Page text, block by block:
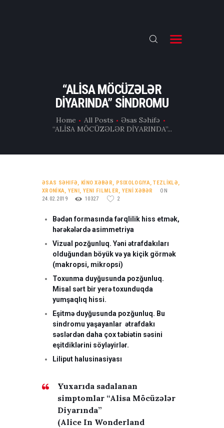
“ALİSA MÖCÜZƏLƏR
DİYARINDA” SİNDROMU
Home All Posts
Əsas Səhifə
“ALİSA MÖCÜZƏLƏR DİYARINDA”...
TƏHSİL
E-CAST
FLIX
KİNO VLOG
ƏSAS SƏHIFƏ, KİNO XƏBƏR, PSIXOLOGIYA,TEZLİKLƏ,
XRONİKA, YENI, YENI FILMLER, YENİ XƏBƏR
ON
24.02.2019
10327 2
Bədən formasında fərqlilik hiss etmək,
hərəkələrdə asimmetriya
Vizual pozğunluq. Yəni ətrafdakıları
olduğundan böyük və ya kiçik görmək
(makropsi, mikropsi)
Toxunma duyğusunda pozğunluq.
Misal sərt bir yerə toxunduqda
yumşaqlıq hissi.
Eşitmə duyğusunda pozğunluq. Bu
sindromu yaşayanlar ətrafdakı
səslərdən daha çox təbiətin səsini
eşitdiklərini söyləyirlər.
Liliput halusinasiyası
Yuxarıda sadalanan
simptomlar “Alisa Möcüzələr
Diyarında”
(Alice In Wonderland